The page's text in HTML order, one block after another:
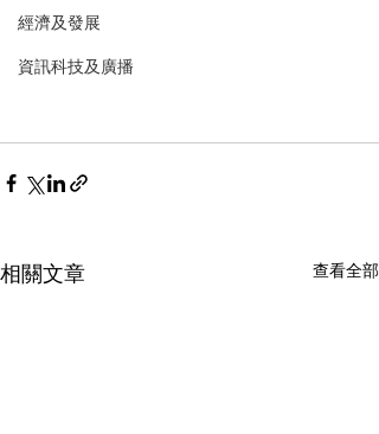
經濟及發展
資訊科技及廣播
相關文章 查看全部